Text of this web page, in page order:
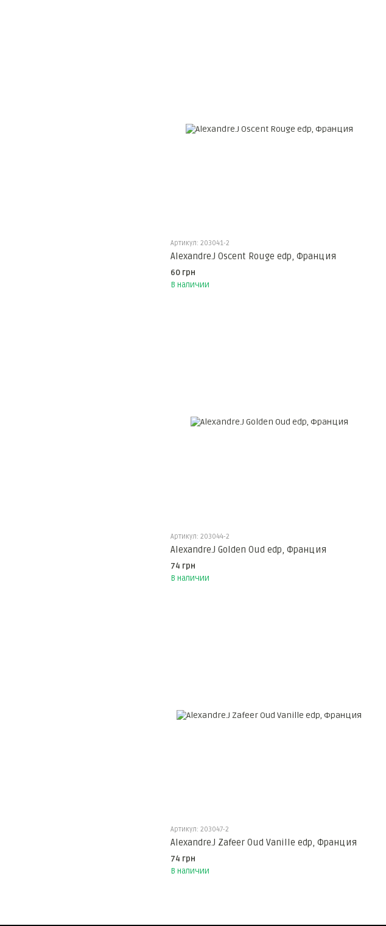
Артикул: 203041-2
Alexandre.J Oscent Rouge edp, Франция
60 грн
В наличии
Артикул: 203044-2
Alexandre.J Golden Oud edp, Франция
74 грн
В наличии
Артикул: 203047-2
Alexandre.J Zafeer Oud Vanille edp, Франция
74 грн
В наличии